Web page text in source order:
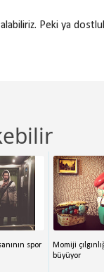
Peki ya
spor
Momiji
büyüyor